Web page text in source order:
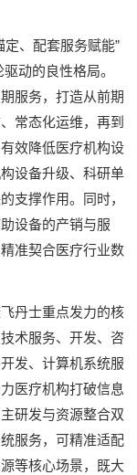
、配套服务赋能”
动的良性格局。
服务，打造从前期
常态化运维，再到
效降低医疗机构设
设备升级、科研单
支撑作用。同时，
设备的产销与服
准契合医疗行业数
丹士重点发力的核
术服务、开发、咨
发、计算机系统服
医疗机构打破信息
研发与资源整合双
服务，可精准适配
等核心场景，既大